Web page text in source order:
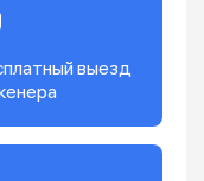
выезд